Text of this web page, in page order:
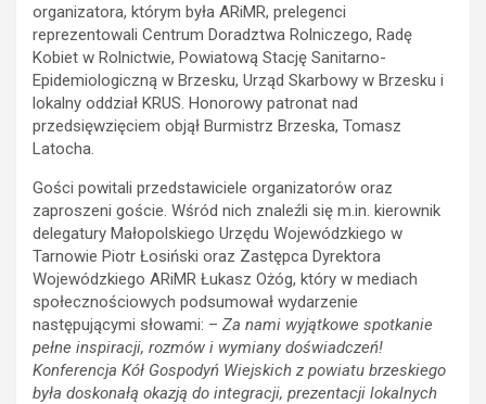
organizatora, którym była ARiMR, prelegenci
reprezentowali Centrum Doradztwa Rolniczego, Radę
Kobiet w Rolnictwie, Powiatową Stację Sanitarno-
Epidemiologiczną w Brzesku, Urząd Skarbowy w Brzesku i
lokalny oddział KRUS. Honorowy patronat nad
przedsięwzięciem objął Burmistrz Brzeska, Tomasz
Latocha.
Gości powitali przedstawiciele organizatorów oraz
zaproszeni goście. Wśród nich znaleźli się m.in. kierownik
delegatury Małopolskiego Urzędu Wojewódzkiego w
Tarnowie Piotr Łosiński oraz Zastępca Dyrektora
Wojewódzkiego ARiMR Łukasz Ożóg, który w mediach
społecznościowych podsumował wydarzenie
następującymi słowami: – Za nami wyjątkowe spotkanie
pełne inspiracji, rozmów i wymiany doświadczeń!
Konferencja Kół Gospodyń Wiejskich z powiatu brzeskiego
była doskonałą okazją do integracji, prezentacji lokalnych